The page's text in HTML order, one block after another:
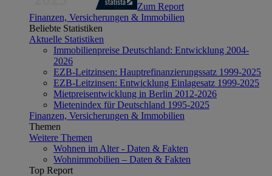
Zum Report
Finanzen, Versicherungen & Immobilien
Beliebte Statistiken
Aktuelle Statistiken
Immobilienpreise Deutschland: Entwicklung 2004-
2026
EZB-Leitzinsen: Hauptrefinanzierungssatz 1999-2025
EZB-Leitzinsen: Entwicklung Einlagesatz 1999-2025
Mietpreisentwicklung in Berlin 2012-2026
Mietenindex für Deutschland 1995-2025
Finanzen, Versicherungen & Immobilien
Themen
Weitere Themen
Wohnen im Alter - Daten & Fakten
Wohnimmobilien – Daten & Fakten
Top Report